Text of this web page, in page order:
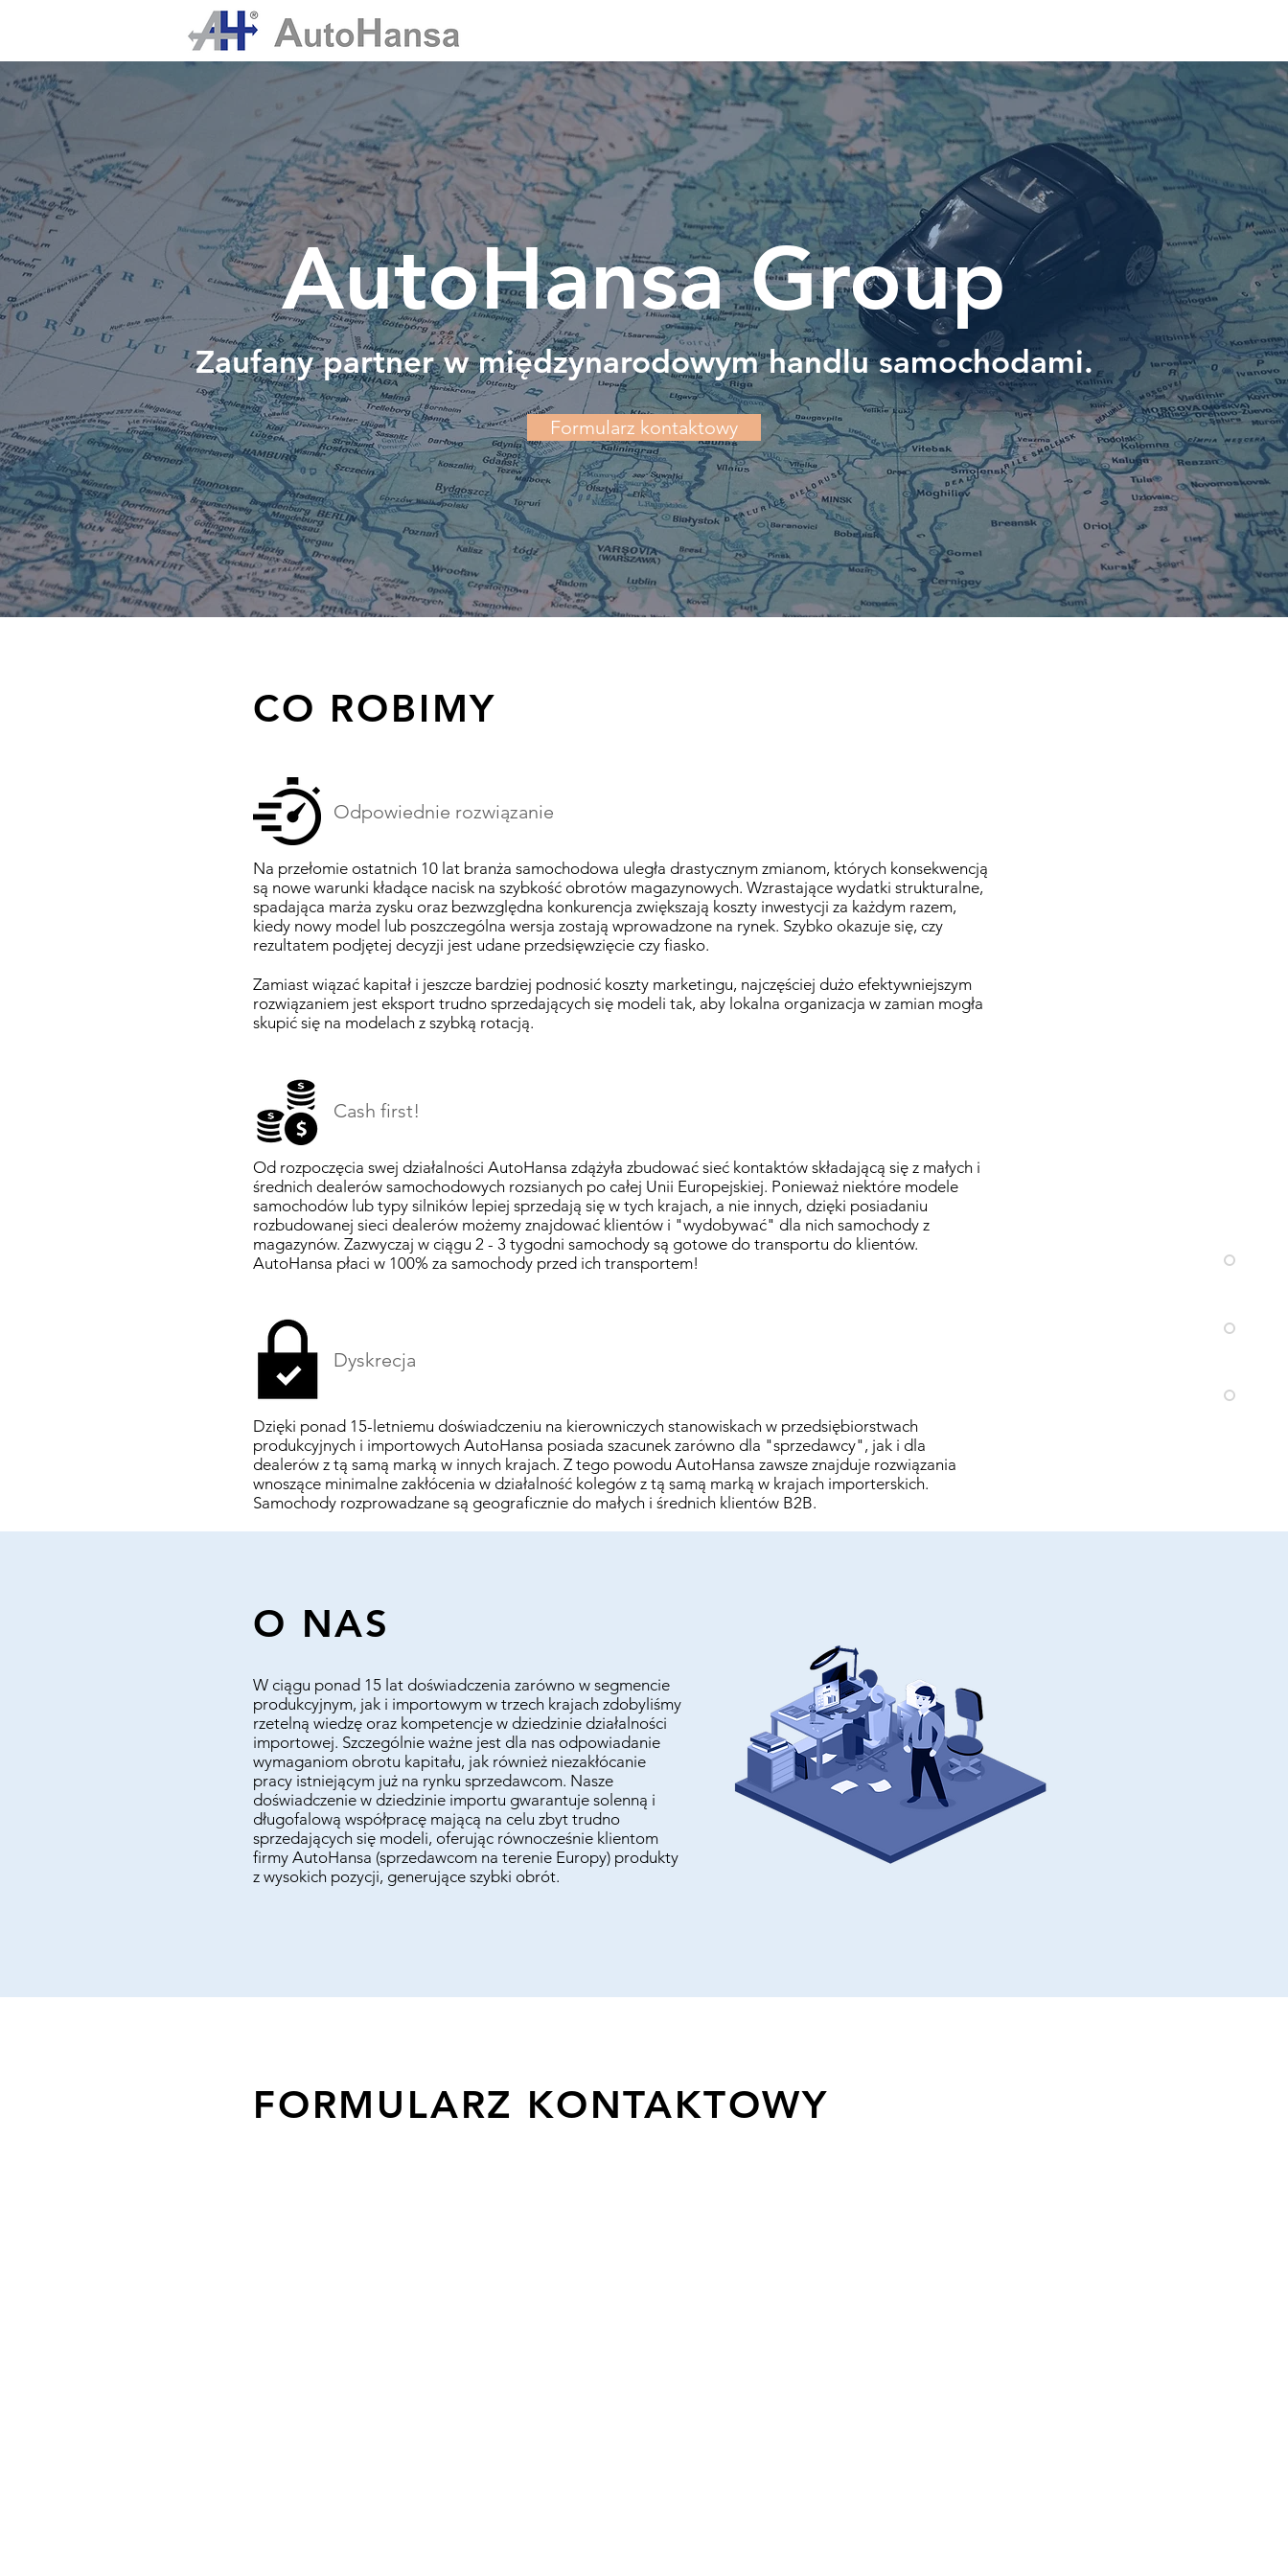
AutoHansa Group
Zaufany partner w międzynarodowym handlu samochodami.
Formularz kontaktowy
O NAS
W ciągu ponad 15 lat doświadczenia zarówno w segmencie
produkcyjnym, jak i importowym w trzech krajach zdobyliśmy
rzetelną wiedzę oraz kompetencje w dziedzinie działalności
importowej. Szczególnie ważne jest dla nas odpowiadanie
wymaganiom obrotu kapitału, jak również niezakłócanie
pracy istniejącym już na rynku sprzedawcom. Nasze
doświadczenie w dziedzinie importu gwarantuje solenną i
długofalową współpracę mającą na celu zbyt trudno
sprzedających się modeli, oferując równocześnie klientom
firmy AutoHansa (sprzedawcom na terenie Europy) produkty
z wysokich pozycji, generujące szybki obrót. ​
CO ROBIMY
Odpowiednie rozwiązanie
Na przełomie ostatnich 10 lat branża samochodowa uległa drastycznym zmianom, których konsekwencją
są nowe warunki kładące nacisk na szybkość obrotów magazynowych. Wzrastające wydatki strukturalne,
spadająca marża zysku oraz bezwzględna konkurencja zwiększają koszty inwestycji za każdym razem,
kiedy nowy model lub poszczególna wersja zostają wprowadzone na rynek. Szybko okazuje się, czy
rezultatem podjętej decyzji jest udane przedsięwzięcie czy fiasko.
Zamiast wiązać kapitał i jeszcze bardziej podnosić koszty marketingu, najczęściej dużo efektywniejszym
rozwiązaniem jest eksport trudno sprzedających się modeli tak, aby lokalna organizacja w zamian mogła
skupić się na modelach z szybką rotacją.
Cash first!
Od rozpoczęcia swej działalności AutoHansa zdążyła zbudować sieć kontaktów składającą się z małych i
średnich dealerów samochodowych rozsianych po całej Unii Europejskiej. Ponieważ niektóre modele
samochodów lub typy silników lepiej sprzedają się w tych krajach, a nie innych, dzięki posiadaniu
rozbudowanej sieci dealerów możemy znajdować klientów i "wydobywać" dla nich samochody z
magazynów. Zazwyczaj w ciągu 2 - 3 tygodni samochody są gotowe do transportu do klientów.
AutoHansa płaci w 100% za samochody przed ich transportem!
Dyskrecja
Dzięki ponad 15-letniemu doświadczeniu na kierowniczych stanowiskach w przedsiębiorstwach
produkcyjnych i importowych AutoHansa posiada szacunek zarówno dla "sprzedawcy", jak i dla
dealerów z tą samą marką w innych krajach. Z tego powodu AutoHansa zawsze znajduje rozwiązania
wnoszące minimalne zakłócenia w działalność kolegów z tą samą marką w krajach importerskich.
Samochody rozprowadzane są geograficznie do małych i średnich klientów B2B.​
FORMULARZ KONTAKTOWY